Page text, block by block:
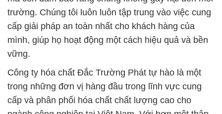
trường. Chúng tôi luôn luôn tập trung vào việc cung
cấp giải pháp an toàn nhất cho khách hàng của
mình, giúp họ hoạt động một cách hiệu quả và bền
vững.
Công ty hóa chất Đắc Trường Phát tự hào là một
trong những đơn vị hàng đầu trong lĩnh vực cung
cấp và phân phối hóa chất chất lượng cao cho